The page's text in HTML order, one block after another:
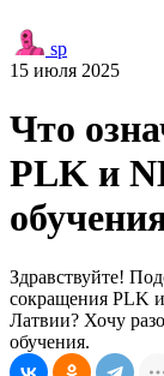
sp
15 июля 2025
Что
PLK и
Здравствуйте!
сокращения PLK
Латвии? Хочу
обучения.